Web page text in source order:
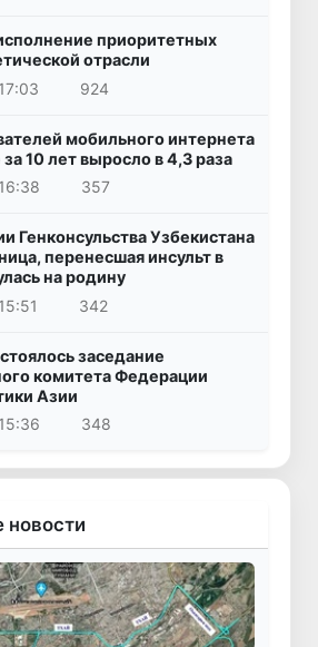
приоритетных
отрасли
924
мобильного интернета
10 лет выросло в 4,3 раза
357
Генконсульства Узбекистана
перенесшая инсульт в
на родину
342
заседание
комитета Федерации
Азии
348
новости